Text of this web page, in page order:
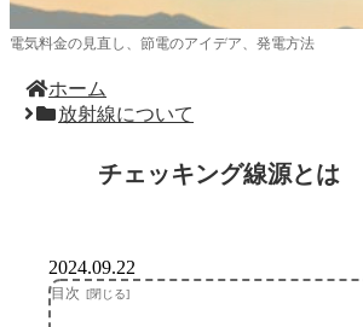
電気料金の見直し、節電のアイデア、発電方法
ホーム
放射線について
チェッキング線源とは
2024.09.22
目次